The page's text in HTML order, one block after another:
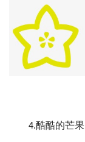
4.酷酷的芒果